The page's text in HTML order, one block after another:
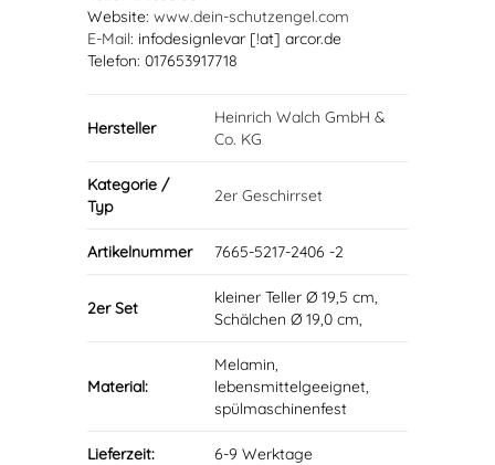
Website: www.dein-schutzengel.com
E-Mail: infodesignlevar [!at] arcor.de
Telefon: 017653917718
Hersteller
Heinrich Walch GmbH &
Co. KG
Kategorie /
Typ
2er Geschirrset
Artikelnummer 7665-5217-2406 -2
2er Set
kleiner Teller Ø 19,5 cm,
Schälchen Ø 19,0 cm,
Material:
Melamin,
lebensmittelgeeignet,
spülmaschinenfest
Lieferzeit: 6-9 Werktage